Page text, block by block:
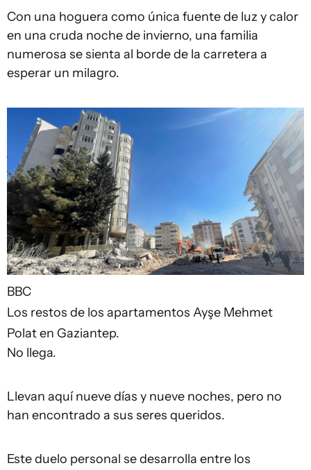
Con una hoguera como única fuente de luz y calor
en una cruda noche de invierno, una familia
numerosa se sienta al borde de la carretera a
esperar un milagro.
BBC
Los restos de los apartamentos Ayşe Mehmet
Polat en Gaziantep.
No llega.
Llevan aquí nueve días y nueve noches, pero no
han encontrado a sus seres queridos.
Este duelo personal se desarrolla entre los